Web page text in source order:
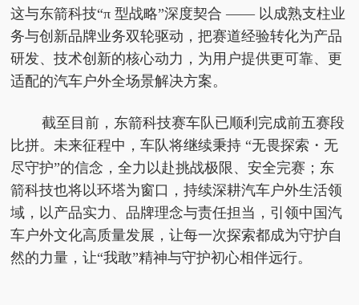
这与东箭科技“π 型战略”深度契合 —— 以成熟支柱业
务与创新品牌业务双轮驱动，把赛道经验转化为产品
研发、技术创新的核心动力，为用户提供更可靠、更
适配的汽车户外全场景解决方案。
截至目前，东箭科技赛车队已顺利完成前五赛段
比拼。未来征程中，车队将继续秉持 “无畏探索・无
尽守护”的信念，全力以赴挑战极限、安全完赛；东
箭科技也将以环塔为窗口，持续深耕汽车户外生活领
域，以产品实力、品牌理念与责任担当，引领中国汽
车户外文化高质量发展，让每一次探索都成为守护自
然的力量，让“我敢”精神与守护初心相伴远行。